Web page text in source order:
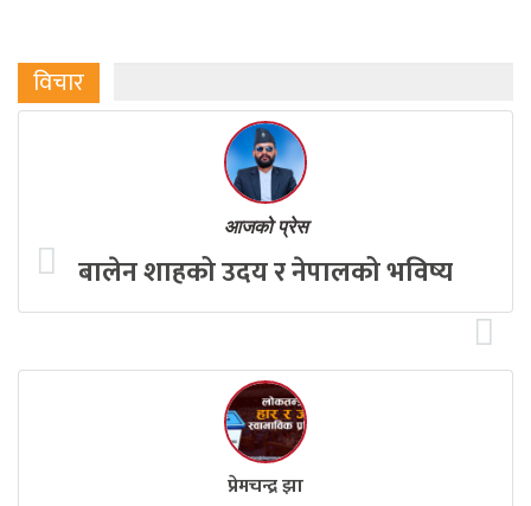
विचार
आजको प्रेस
बालेन शाहको उदय र नेपालको भविष्य
प्रेमचन्द्र झा